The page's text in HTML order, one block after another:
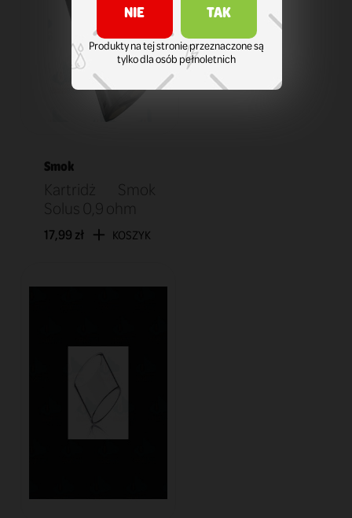
Smok
Kartridż Smok
Solus 0,9 ohm
17,99 zł KOSZYK
NIE TAK
Produkty na tej stronie przeznaczone są
tylko dla osób pełnoletnich